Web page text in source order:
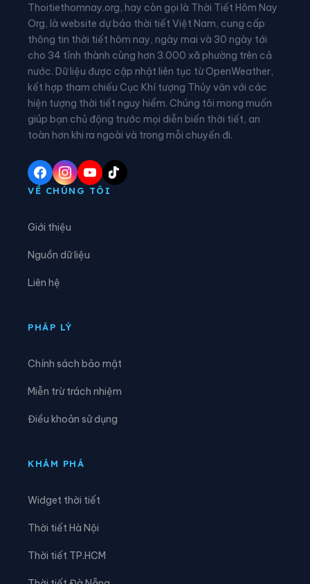
Xã Ba Đình Xã Bá Thước
Xã Bát Mọt Xã Biện Thượng
Xã Các Sơn Xã Cẩm Tân
Xã Cẩm Thạch Xã Cẩm Thủy
Xã Cẩm Tú Xã Cẩm Vân
Xã Cổ Lũng
Xã Điền Lư
Xã Hậu Lộc
Xã Hoằng Sơn
Thoitiethomnay.org, hay còn gọi là Thời Tiết Hôm Nay
Org, là website dự báo thời tiết Việt Nam, cung cấp
thông tin thời tiết hôm nay, ngày mai và 30 ngày tới
cho 34 tỉnh thành cùng hơn 3.000 xã phường trên cả
nước. Dữ liệu được cập nhật liên tục từ OpenWeather,
kết hợp tham chiếu Cục Khí tượng Thủy văn với các
hiện tượng thời tiết nguy hiểm. Chúng tôi mong muốn
giúp bạn chủ động trước mọi diễn biến thời tiết, an
toàn hơn khi ra ngoài và trong mỗi chuyến đi.
VỀ CHÚNG TÔI
Giới thiệu
Nguồn dữ liệu
Liên hệ
PHÁP LÝ
Chính sách bảo mật
Miễn trừ trách nhiệm
Điều khoản sử dụng
KHÁM PHÁ
Widget thời tiết
Thời tiết Hà Nội
Thời tiết TP.HCM